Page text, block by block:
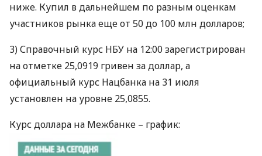
ниже. Купил в дальнейшем по разным оценкам
участников рынка еще от 50 до 100 млн долларов;
3) Справочный курс НБУ на 12:00 зарегистрирован
на отметке 25,0919 гривен за доллар, а
официальный курс Нацбанка на 31 июля
установлен на уровне 25,0855.
Курс доллара на Межбанке – график: